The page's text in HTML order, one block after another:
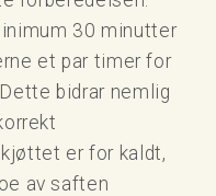
30 minutter
et par timer for
bidrar nemlig
er for kaldt,
av saften